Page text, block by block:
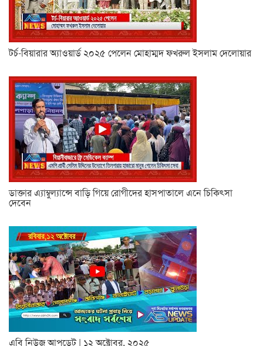
টর্চ-বিয়ারার অ্যাওয়ার্ড ২০২৫ পেলেন মোহাম্মদ ফখরুল ইসলাম দেলোয়ার
ডাক্তার এ্যাম্বুল্যান্সে বাড়ি গিয়ে রোগীদের হাসপাতালে এনে চিকিৎসা
দেবেন
এবি নিউজ আপডেট | ১২ অক্টোবর, ২০২৫